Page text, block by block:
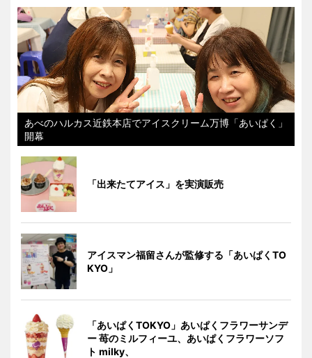
あべのハルカス近鉄本店でアイスクリーム万博「あいぱく」
開幕
「出来たてアイス」を実演販売
アイスマン福留さんが監修する「あいぱくTO
KYO」
「あいぱくTOKYO」あいぱくフラワーサンデ
ー 苺のミルフィーユ、あいぱくフラワーソフ
ト milky、